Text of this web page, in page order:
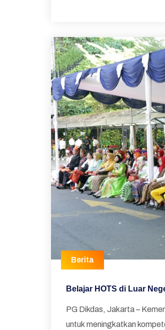
Berita
Belajar HOTS di Luar
PG Dikdas, Jakarta –
untuk meningkatkan